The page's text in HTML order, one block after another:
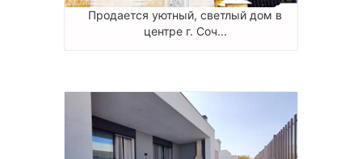
Продается уютный, светлый дом в
центре г. Соч...